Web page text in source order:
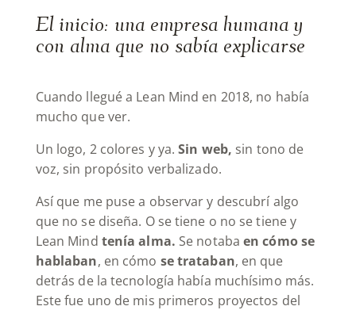
El inicio: una empresa humana y
con alma que no sabía explicarse
Cuando llegué a Lean Mind en 2018, no había
mucho que ver.
Un logo, 2 colores y ya.Sin web, sin tono de
voz, sin propósito verbalizado.
Así que me puse a observar y descubrí algo
que no se diseña. O se tiene o no se tiene y
Lean Mind tenía alma. Se notabaen cómo se
hablaban, en cómo se trataban, en que
detrás de la tecnología había muchísimo más.
Este fue uno de mis primeros proyectos del